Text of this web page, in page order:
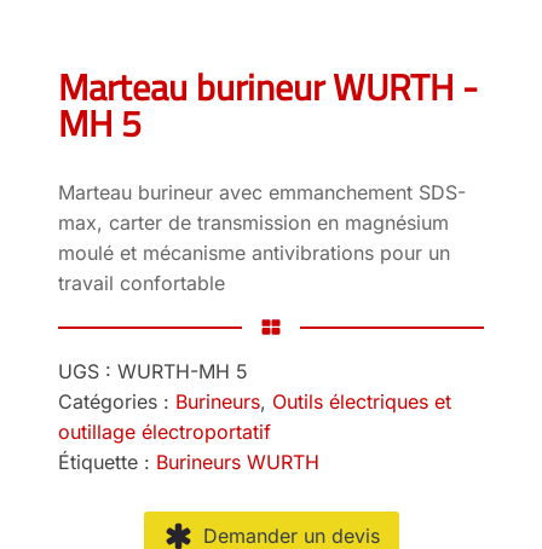
Marteau burineur WURTH -
MH 5
Marteau burineur avec emmanchement SDS-
max, carter de transmission en magnésium
moulé et mécanisme antivibrations pour un
travail confortable
UGS : WURTH-MH 5
Catégories : Burineurs, Outils électriques et
outillage électroportatif
Étiquette : Burineurs WURTH
Demander un devis